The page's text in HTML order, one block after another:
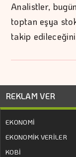
Analistler,
toptan eşya
takip
REKLAM VER
EKONOMİ
EKONOMİK VERİLER
KOBİ